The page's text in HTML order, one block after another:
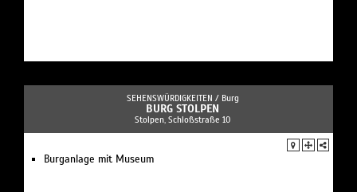
SEHENSWÜRDIGKEITEN / Burg
BURG STOLPEN
Stolpen, Schloßstraße 10
Burganlage mit Museum